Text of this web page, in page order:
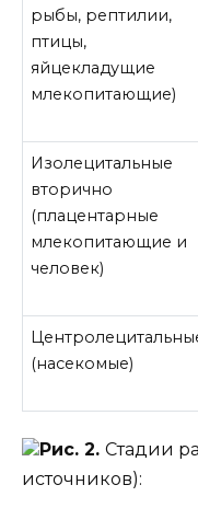
рыбы, рептилии,
птицы,
яйцекладущие
млекопитающие)
Изолецитальные
вторично
(плацентарные
млекопитающие и
человек)
(насекомые)
Рис. 2. Стадии
источников):